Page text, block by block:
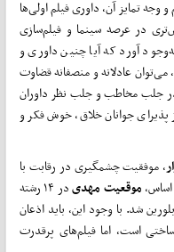
تمایز آن، داوری فیلم اولی‌ها
در عرصه سینما و فیلم‌سازی
آورد که آیا چنین داوری و
عادلانه و منصفانه قضاوت
جلب مخاطب و جلب نظر داوران
جوانان خلاق، خوش فکر و
، موفقیت چشمگیری در رقابت با
موقعیتمهدی
در ۱۴ رشته
بلورین شد. با وجود این، باید اذعان
است، اما فیلم‌های پرقدرت